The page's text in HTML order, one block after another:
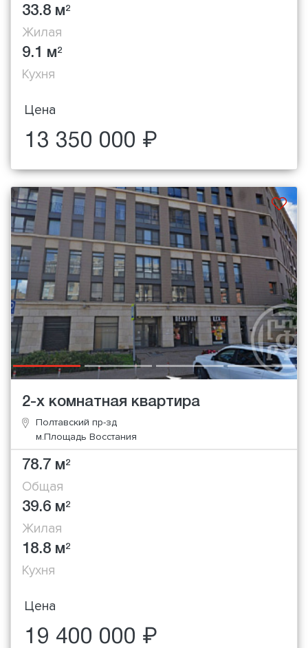
33.8 м2
Жилая
9.1 м2
Кухня
Цена
13 350 000 ₽
2-х комнатная квартира
Полтавский пр-зд
м.Площадь Восстания
78.7 м2
Общая
39.6 м2
Жилая
18.8 м2
Кухня
Цена
19 400 000 ₽